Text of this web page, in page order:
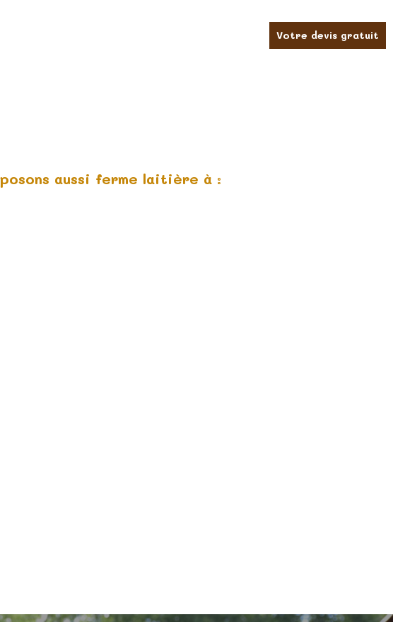
aussi ferme laitière à :
Votre devis gratuit